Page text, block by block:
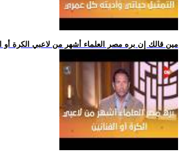
.. مين قالك إن بره مصر العلماء أشهر من لاعبي الكرة أو